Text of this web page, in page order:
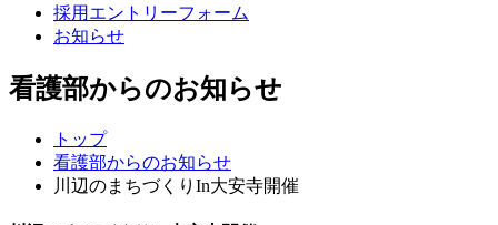
採用エントリーフォーム
お知らせ
看護部からのお知らせ
トップ
看護部からのお知らせ
川辺のまちづくりIn大安寺開催